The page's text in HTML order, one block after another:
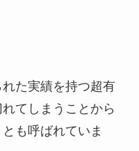
た実績を持つ超有
てしまうことから
も呼ばれていま